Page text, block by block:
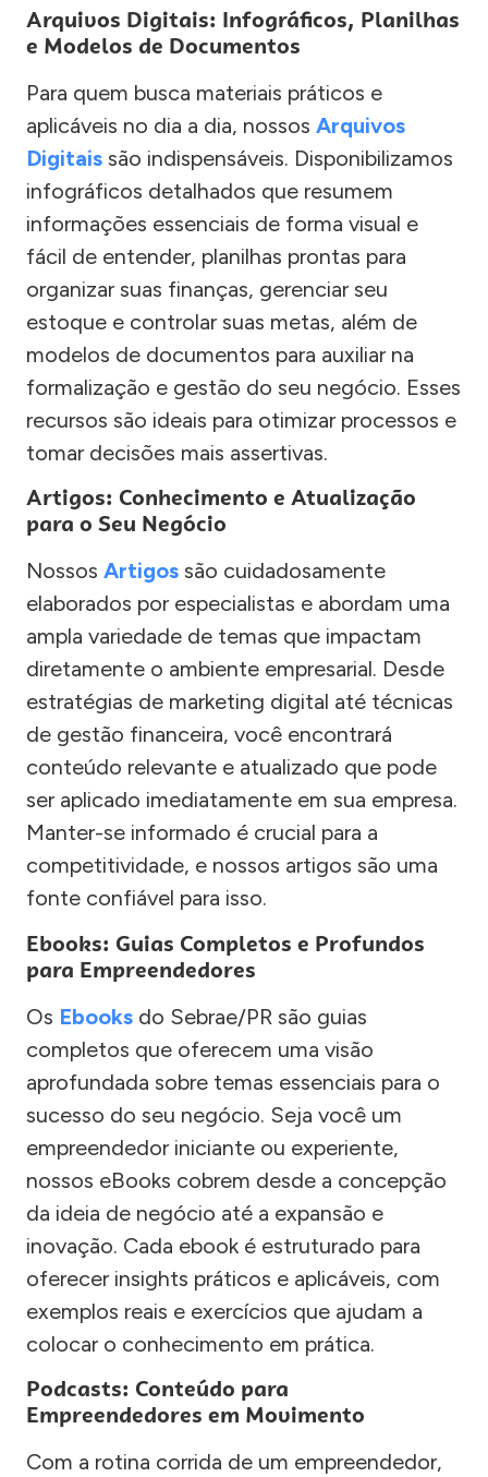
Arquivos Digitais: Infográficos, Planilhas
e Modelos de Documentos
Para quem busca materiais práticos e
aplicáveis no dia a dia, nossos Arquivos
Digitais são indispensáveis. Disponibilizamos
infográficos detalhados que resumem
informações essenciais de forma visual e
fácil de entender, planilhas prontas para
organizar suas finanças, gerenciar seu
estoque e controlar suas metas, além de
modelos de documentos para auxiliar na
formalização e gestão do seu negócio. Esses
recursos são ideais para otimizar processos e
tomar decisões mais assertivas.
Artigos: Conhecimento e Atualização
para o Seu Negócio
Nossos Artigos são cuidadosamente
elaborados por especialistas e abordam uma
ampla variedade de temas que impactam
diretamente o ambiente empresarial. Desde
estratégias de marketing digital até técnicas
de gestão financeira, você encontrará
conteúdo relevante e atualizado que pode
ser aplicado imediatamente em sua empresa.
Manter-se informado é crucial para a
competitividade, e nossos artigos são uma
fonte confiável para isso.
Ebooks: Guias Completos e Profundos
para Empreendedores
Os Ebooks do Sebrae/PR são guias
completos que oferecem uma visão
aprofundada sobre temas essenciais para o
sucesso do seu negócio. Seja você um
empreendedor iniciante ou experiente,
nossos eBooks cobrem desde a concepção
da ideia de negócio até a expansão e
inovação. Cada ebook é estruturado para
oferecer insights práticos e aplicáveis, com
exemplos reais e exercícios que ajudam a
colocar o conhecimento em prática.
Podcasts: Conteúdo para
Empreendedores em Movimento
Com a rotina corrida de um empreendedor,